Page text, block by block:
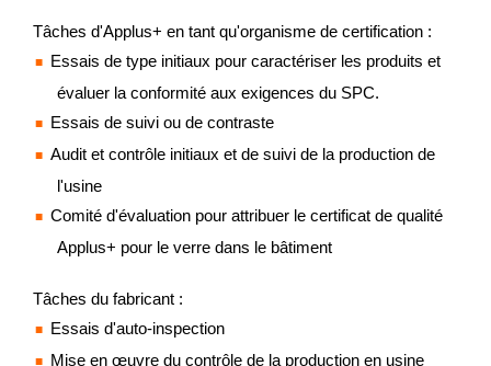
Tâches d'Applus+ en tant qu'organisme de certification :
Essais de type initiaux pour caractériser les produits et
évaluer la conformité aux exigences du SPC.
Essais de suivi ou de contraste
Audit et contrôle initiaux et de suivi de la production de
l'usine
Comité d'évaluation pour attribuer le certificat de qualité
Applus+ pour le verre dans le bâtiment
Tâches du fabricant :
Essais d'auto-inspection
Mise en œuvre du contrôle de la production en usine